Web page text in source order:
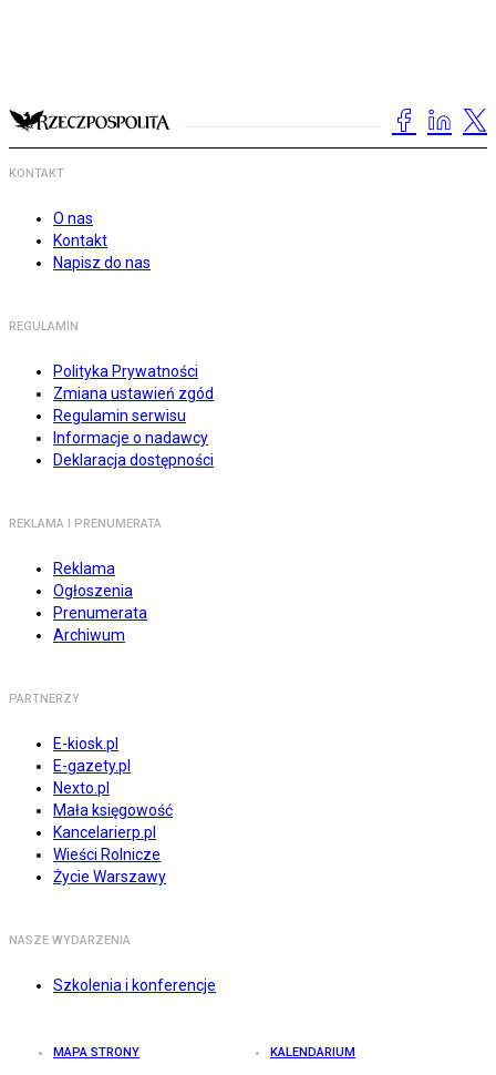
KONTAKT
O nas
Kontakt
Napisz do nas
REGULAMIN
Polityka Prywatności
Zmiana ustawień zgód
Regulamin serwisu
Informacje o nadawcy
Deklaracja dostępności
REKLAMA I PRENUMERATA
Reklama
Ogłoszenia
Prenumerata
Archiwum
PARTNERZY
E-kiosk.pl
E-gazety.pl
Nexto.pl
Mała księgowość
Kancelarierp.pl
Wieści Rolnicze
Życie Warszawy
NASZE WYDARZENIA
Szkolenia i konferencje
MAPA STRONY KALENDARIUM